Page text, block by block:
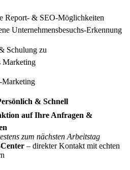
Report- & SEO-Möglichkeiten
Unternehmensbesuchs-Erkennung
Schulung zu
Marketing
& Schnell
auf Ihre Anfragen &
zum nächsten Arbeitstag
– direkter Kontakt mit echten